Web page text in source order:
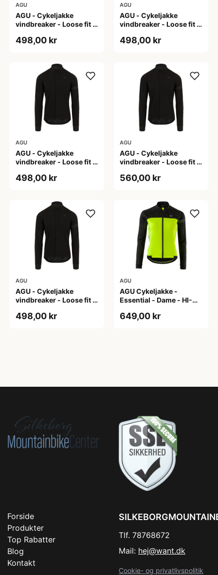
AGU
AGU - Cykeljakke
vindbreaker - Loose fit -
498,00 kr
AGU
AGU - Cykeljakke
vindbreaker - Loose fit -
498,00 kr
AGU
AGU - Cykeljakke
vindbreaker - Loose fit -
498,00 kr
AGU
AGU - Cykeljakke
vindbreaker - Loose fit -
560,00 kr
AGU
AGU - Cykeljakke
vindbreaker - Loose fit -
498,00 kr
AGU
AGU Cykeljakke -
Essential - Dame - HI-
649,00 kr
Forside
Produkter
Top Rabatter
Blog
Kontakt
Tlf. 78768672
Mail: hej@want.dk
Cookie- og privatlivspolitik